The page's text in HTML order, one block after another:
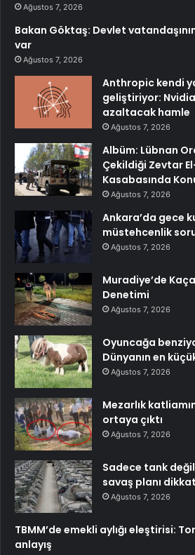
Ağustos 7, 2026
Bakan Göktaş: Devlet
var
Ağustos 7, 2026
Anthropic kendi
geliştiriyor:
azaltacak hamle
Ağustos 7, 2026
Albüm: Lübnan
Çekildiği Zevtar
Kasabasında
Ağustos 7, 2026
Ankara’da gece
müstehcenlik
Ağustos 7, 2026
Muradiye’de
Denetimi
Ağustos 7, 2026
Oyuncağa
Dünyanın en
Ağustos 7, 2026
Mezarlık
ortaya çıktı
Ağustos 7, 2026
Sadece tank
savaş planı
Ağustos 7, 2026
TBMM’de emekli aylığı eleştirisi:
anlayış